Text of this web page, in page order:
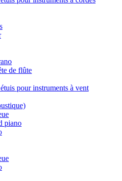
de flûte
pour instruments à vent
piano